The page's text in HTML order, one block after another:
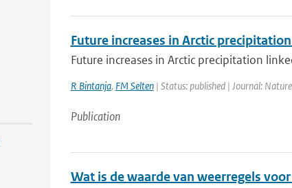
Future increases in Arctic
Future increases in Arctic precipitation
R Bintanja, FM Selten| Status: published | Journal:
Publication
Wat is de waarde van weerregels